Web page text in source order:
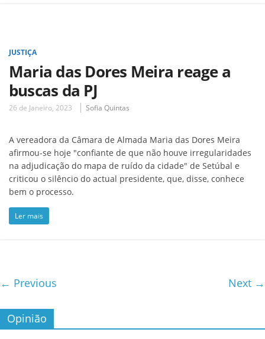
JUSTIÇA
Maria das Dores Meira reage a
buscas da PJ
26 de Janeiro, 2023 Sofia Quintas
A vereadora da Câmara de Almada Maria das Dores Meira
afirmou-se hoje "confiante de que não houve irregularidades
na adjudicação do mapa de ruído da cidade" de Setúbal e
criticou o silêncio do actual presidente, que, disse, conhece
bem o processo.
Ler mais
← Previous Next →
Opinião